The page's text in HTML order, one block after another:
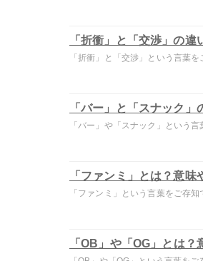
「折衝」と「交渉」の違
「折衝」と「交渉」という言葉
「バー」と「スナック」
「バー」や「スナック」という
「ファンミ」とは？意味
「ファンミ」という言葉をご存
「OB」や「OG」とは？